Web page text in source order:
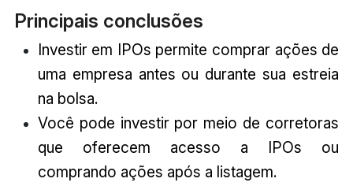
Principais conclusões
Investir em IPOs permite comprar ações de
uma empresa antes ou durante sua estreia
na bolsa.
Você pode investir por meio de corretoras
que oferecem acesso a IPOs ou
comprando ações após a listagem.